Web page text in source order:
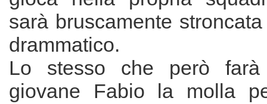
sarà bruscamente
drammatico.
Lo stesso che però
giovane Fabio la molla